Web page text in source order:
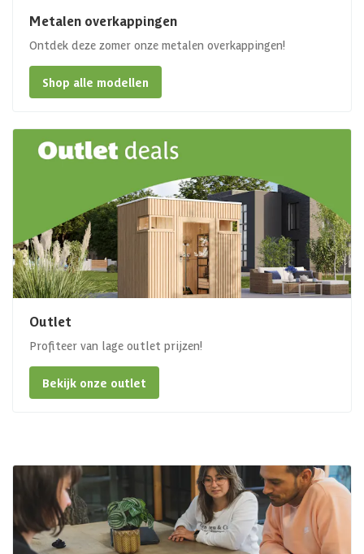
Metalen overkappingen
Ontdek deze zomer onze metalen overkappingen!
Shop alle modellen
Outlet
Profiteer van lage outlet prijzen!
Bekijk onze outlet